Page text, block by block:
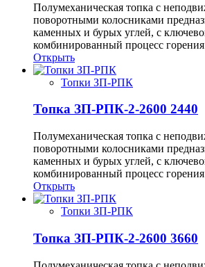
Полумеханическая топка с
поворотными колосниками
каменных и бурых углей, с
комбинированный процесс горения
Открыть
Топки ЗП-РПК
Топка ЗП-РПК-2-2600 2440
Полумеханическая топка с
поворотными колосниками
каменных и бурых углей, с
комбинированный процесс горения
Открыть
Топки ЗП-РПК
Топка ЗП-РПК-2-2600 3660